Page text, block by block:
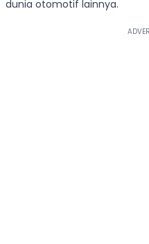
dunia otomotif lainnya.